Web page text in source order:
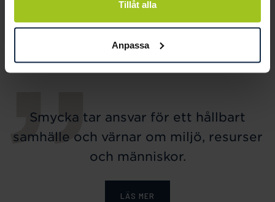
Tillåt alla
Anpassa
Woman Petite örhängen
Pris:570 kr
570 kr
Örhängen Elin
Pris:649 kr
649 kr
Smycka tar ansvar för ett hållbart
samhälle och värnar om miljö, resurser
och människor.
LÄS MER